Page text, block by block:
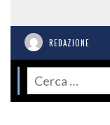
REDAZIONE